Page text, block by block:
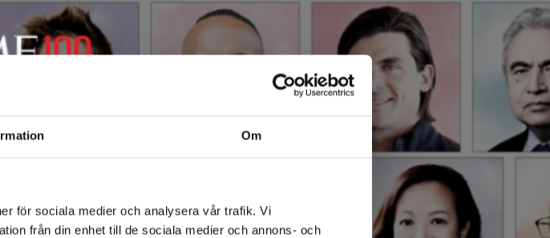
Om
för sociala medier och analysera vår trafik. Vi
från din enhet till de sociala medier och annons- och
ledande roll i arbetet med att bromsa de globala
Catalysts, Leaders, Titans, Innovators
av IVA sedan 2021, är uttagen till listan
med att bygga upp världens första storskaliga